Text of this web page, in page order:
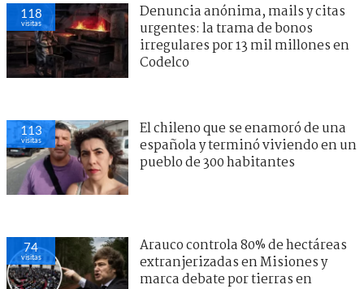
118
visitas
Denuncia anónima, mails y citas
urgentes: la trama de bonos
irregulares por 13 mil millones en
Codelco
113
visitas
El chileno que se enamoró de una
española y terminó viviendo en un
pueblo de 300 habitantes
74
visitas
Arauco controla 80% de hectáreas
extranjerizadas en Misiones y
marca debate por tierras en